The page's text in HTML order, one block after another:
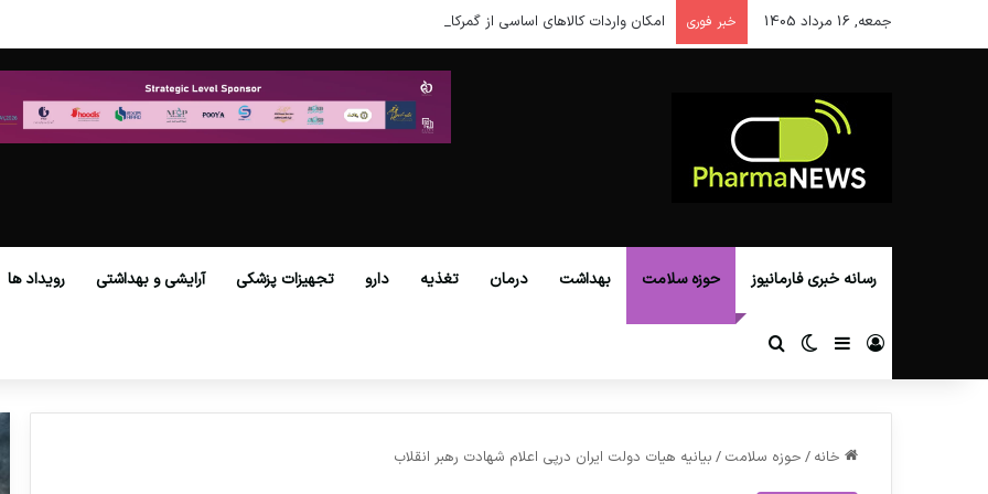
جمعه, 16 مرداد 1405 خبر فوری امکان واردات کالاهای اساسی از گمرکات همه استان‌ها فراهم شد.
رسانه خبری فارمانیوز حوزه سلامت بهداشت درمان تغذیه دارو تجهیزات پزشکی آرایشی و بهداشتی رویداد ها
ورود سایدبارتغییر پوسته
خانه / حوزه سلامت / بیانیه هیات دولت ایران درپی اعلام شهادت رهبر انقلاب